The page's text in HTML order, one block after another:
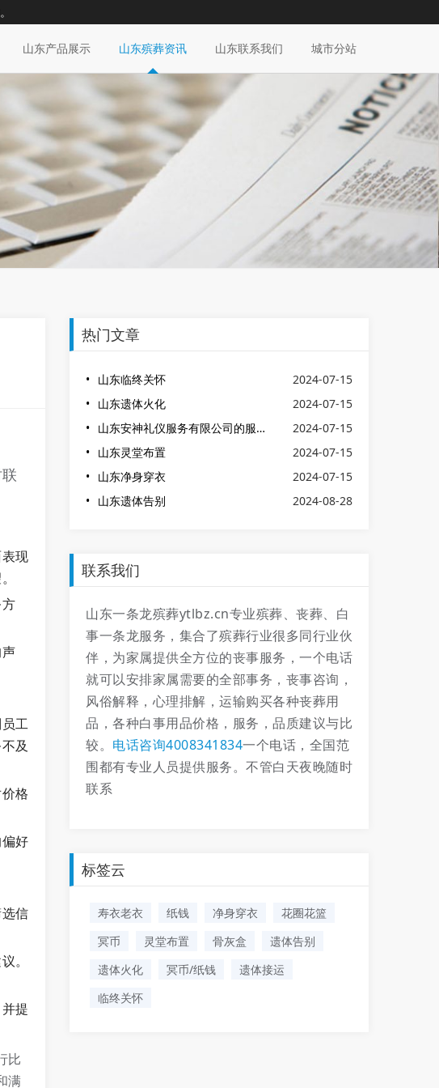
。
山东产品展示 山东殡葬资讯 山东联系我们 城市分站
现
工
及
格
好
信
。
提
比
满
热门文章
山东临终关怀
2024-07-15
山东遗体火化
2024-07-15
山东安神礼仪服务有限公司的服务流程是怎样的？
2024-07-15
山东灵堂布置
2024-07-15
山东净身穿衣
2024-07-15
山东遗体告别
2024-08-28
联系我们
山东一条龙殡葬ytlbz.cn专业殡葬、丧葬、白
事一条龙服务，集合了殡葬行业很多同行业伙
伴，为家属提供全方位的丧事服务，一个电话
就可以安排家属需要的全部事务，丧事咨询，
风俗解释，心理排解，运输购买各种丧葬用
品，各种白事用品价格，服务，品质建议与比
较。 电话咨询4008341834一个电话，全国范
围都有专业人员提供服务。不管白天夜晚随时
联系
标签云
寿衣老衣 纸钱 净身穿衣
花圈花篮
冥币
灵堂布置 骨灰盒
遗体告别
遗体火化
冥币/纸钱
遗体接运
临终关怀